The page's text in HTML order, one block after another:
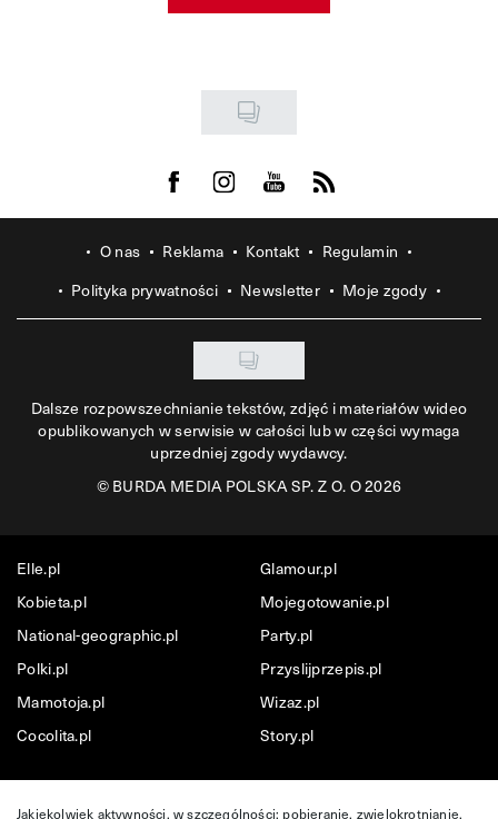
Visit us on Facebook
Visit us on Instagram
Visit us on Youtube
Visit us on Rss
O nas Reklama Kontakt
Regulamin
Polityka prywatności
Newsletter Moje zgody
Dalsze rozpowszechnianie tekstów, zdjęć i materiałów wideo
opublikowanych w serwisie w całości lub w części wymaga
uprzedniej zgody wydawcy.
©BURDA MEDIA POLSKA SP. Z O. O 2026
Elle.pl
Glamour.pl
Kobieta.pl
Mojegotowanie.pl
National-geographic.pl
Party.pl
Polki.pl
Przyslijprzepis.pl
Mamotoja.pl
Wizaz.pl
Cocolita.pl
Story.pl
Jakiekolwiek aktywności, w szczególności: pobieranie, zwielokrotnianie,